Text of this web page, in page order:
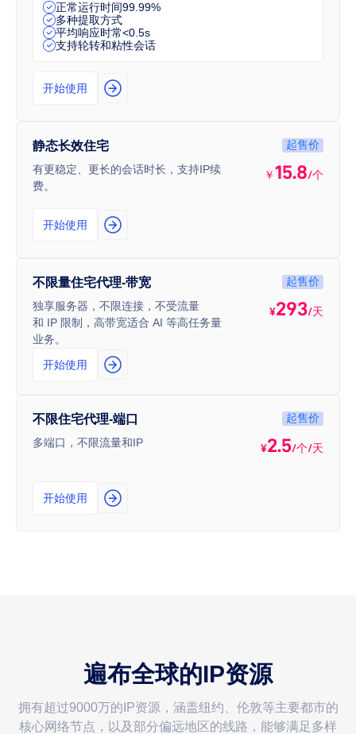
正常运行时间99.99%
多种提取方式
平均响应时常<0.5s
支持轮转和粘性会话
开始使用
静态长效住宅
有更稳定、更长的会话时长，支持IP续
费。
起售价
￥15.8/个
开始使用
不限量住宅代理-带宽
独享服务器，不限连接，不受流量
和 IP 限制，高带宽适合 AI 等高任务量
业务。
起售价
¥293/天
开始使用
不限住宅代理-端口
多端口，不限流量和IP
起售价
¥2.5/个/天
开始使用
遍布全球的IP资源
拥有超过9000万的IP资源，涵盖纽约、伦敦等主要都市的
核心网络节点，以及部分偏远地区的线路，能够满足多样